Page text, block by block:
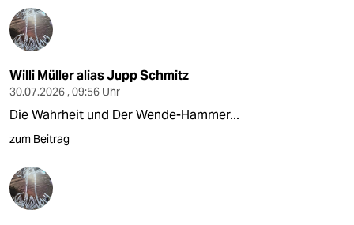
Willi Müller alias Jupp Schmitz
30.07.2026 , 09:56 Uhr
Die Wahrheit und Der Wende-Hammer...
zum Beitrag